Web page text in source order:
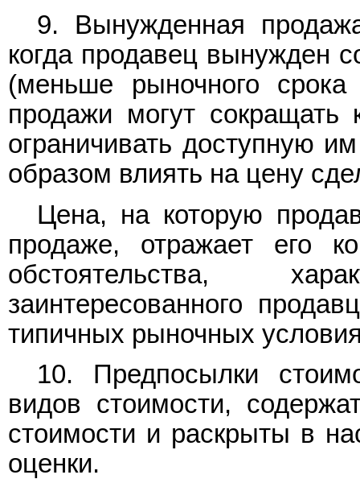
9. Вынужденная
когда продавец вынужден
(меньше рыночного
продажи могут сокращать
ограничивать доступную
образом влиять на цену
Цена, на которую
продаже, отражает его
обстоятельства,
заинтересованного
типичных рыночных
10. Предпосылки
видов стоимости,
стоимости и раскрыты в
оценки.